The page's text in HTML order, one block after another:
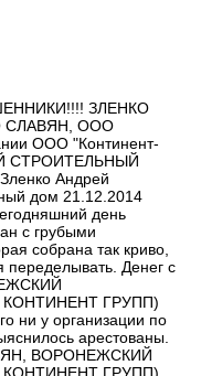
ЗЛЕНКО
СЛАВЯН, ООО
ООО "Континент-
СТРОИТЕЛЬНЫЙ
Андрей
дом 21.12.2014
день
с грубыми
собрана так криво,
переделывать. Денег с
ГРУПП)
ни у организации по
арестованы.
ВОРОНЕЖСКИЙ